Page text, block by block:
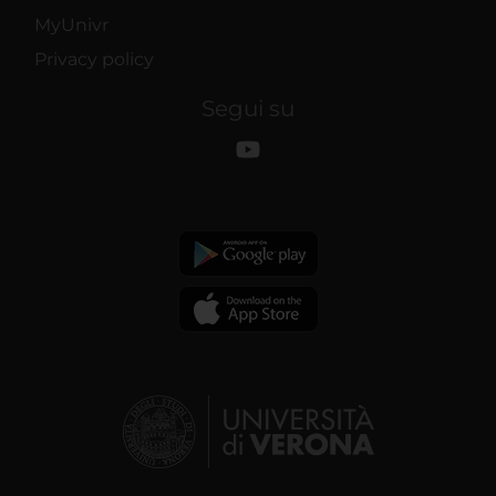
MyUnivr
Privacy policy
Segui su